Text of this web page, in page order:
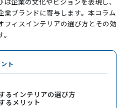
業ブランドに寄与します。本コラム
フィスインテリアの選び方とその効
ト
るインテリアの選び方
るメリット